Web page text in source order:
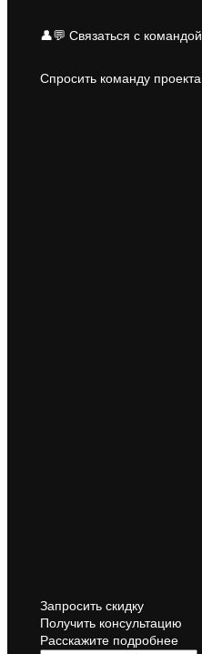
👤💬 Связаться с командой
Спросить команду проекта
Запросить скидку
Получить консультацию
Расскажите подробнее